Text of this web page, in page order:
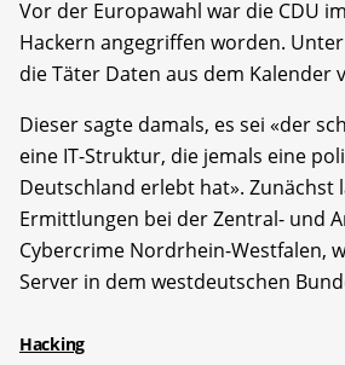
Vor der Europawahl war die CDU
Hackern angegriffen worden.
die Täter Daten aus dem Kalender
Dieser sagte damals, es sei «der
eine IT-Struktur, die jemals eine
Deutschland erlebt hat». Zunächst
Ermittlungen bei der Zentral- und
Cybercrime Nordrhein-Westfalen,
Server in dem westdeutschen
Hacking